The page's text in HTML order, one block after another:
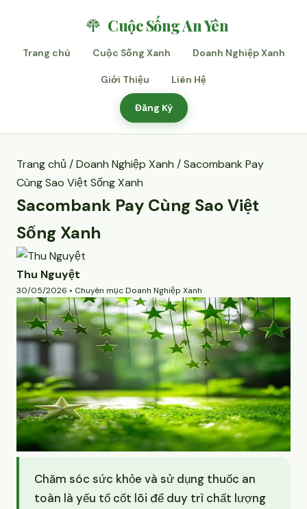
Cuộc Sống An Yên
Trang chủ Cuộc Sống Xanh Doanh Nghiệp Xanh
Giới Thiệu Liên Hệ
Đăng Ký
Trang chủ /Doanh Nghiệp Xanh / Sacombank Pay
Cùng Sao Việt Sống Xanh
Sacombank Pay Cùng Sao Việt
Sống Xanh
Thu Nguyệt
30/05/2026 • Chuyên mục Doanh Nghiệp Xanh
Chăm sóc sức khỏe và sử dụng thuốc an
toàn là yếu tố cốt lõi để duy trì chất lượng